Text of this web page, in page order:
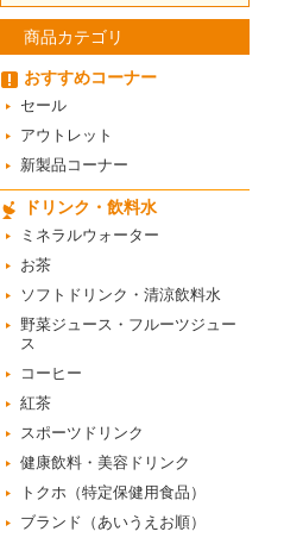
商品カテゴリ
おすすめコーナー
セール
アウトレット
新製品コーナー
ドリンク・飲料水
ミネラルウォーター
お茶
ソフトドリンク・清涼飲料水
野菜ジュース・フルーツジュー
ス
コーヒー
紅茶
スポーツドリンク
健康飲料・美容ドリンク
トクホ（特定保健用食品）
ブランド（あいうえお順）